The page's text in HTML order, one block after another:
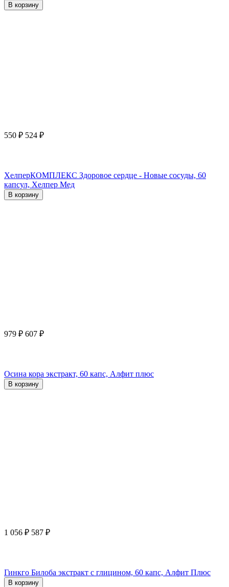
В корзину
550 ₽ 524 ₽
ХелперКОМПЛЕКС Здоровое сердце - Новые сосуды, 60
капсул, Хелпер Мед
В корзину
979 ₽ 607 ₽
Осина кора экстракт, 60 капс, Алфит плюс
В корзину
1 056 ₽ 587 ₽
Гинкго Билоба экстракт с глицином, 60 капс, Алфит Плюс
В корзину